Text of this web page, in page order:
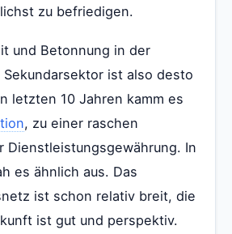
zu befriedigen.
und Betonnung in der
Sekundarsektor ist also desto
letzten 10 Jahren kamm es
, zu einer raschen
Dienstleistungsgewährung. In
es ähnlich aus. Das
ist schon relativ breit, die
ist gut und perspektiv.